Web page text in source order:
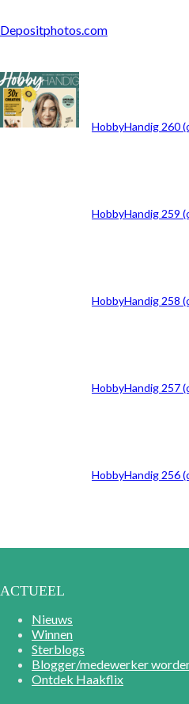
Depositphotos.com
ARCHIEF
HobbyHandig 260
HobbyHandig 259
HobbyHandig 258
HobbyHandig 257
HobbyHandig 256
ACTUEEL
Nieuws
Winnen
Sterblogs
Blogger/medewerker
Ontdek Haakflix